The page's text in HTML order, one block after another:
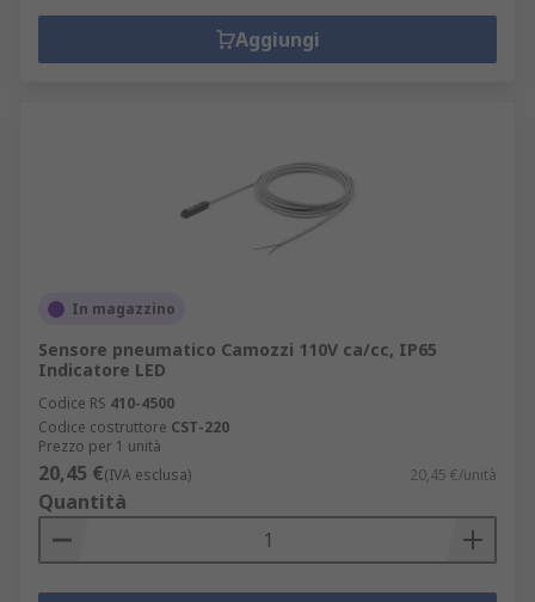
Aggiungi
In magazzino
Sensore pneumatico Camozzi 110V ca/cc, IP65
Indicatore LED
Codice RS 410-4500
Codice costruttore CST-220
Prezzo per 1 unità
20,45 €(IVA esclusa) 20,45 €/unità
Quantità